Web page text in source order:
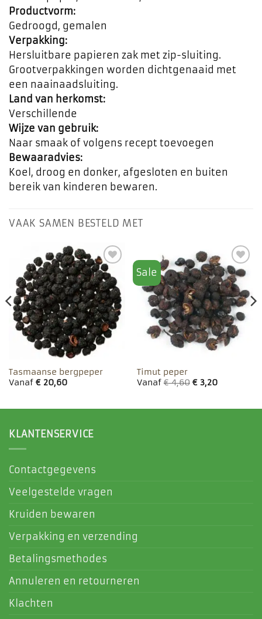
Productvorm:
Gedroogd, gemalen
Verpakking:
Hersluitbare papieren zak met zip-sluiting.
Grootverpakkingen worden dichtgenaaid met
een naainaadsluiting.
Land van herkomst:
Verschillende
Wijze van gebruik:
Naar smaak of volgens recept toevoegen
Bewaaradvies:
Koel, droog en donker, afgesloten en buiten
bereik van kinderen bewaren.
VAAK SAMEN BESTELD MET
Toevoegen
aan
favorieten
Tasmaanse bergpeper
Vanaf €20,60
Sale
Toevoegen
aan
favorieten
Timut peper
Vanaf€4,60 €3,20
KLANTENSERVICE
Contactgegevens
Veelgestelde vragen
Kruiden bewaren
Verpakking en verzending
Betalingsmethodes
Annuleren en retourneren
Klachten